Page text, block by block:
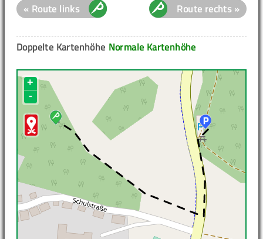
« Route links
Route rechts »
Normale Kartenhöhe
Doppelte Kartenhöhe
+
-